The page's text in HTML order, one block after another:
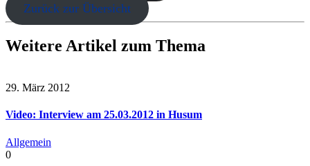
Zurück zur Übersicht
Weitere Artikel zum Thema
29. März 2012
Video: Interview am 25.03.2012 in Husum
Allgemein
0